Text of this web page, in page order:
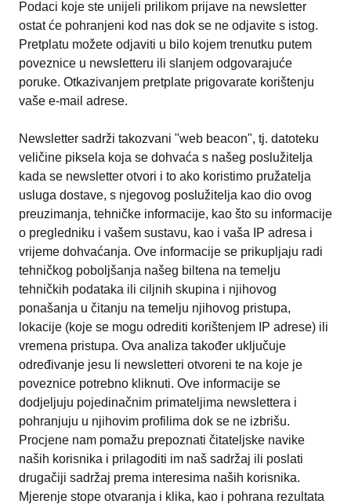
Podaci koje ste unijeli prilikom prijave na newsletter
ostat će pohranjeni kod nas dok se ne odjavite s istog.
Pretplatu možete odjaviti u bilo kojem trenutku putem
poveznice u newsletteru ili slanjem odgovarajuće
poruke. Otkazivanjem pretplate prigovarate korištenju
vaše e-mail adrese.
Newsletter sadrži takozvani "web beacon", tj. datoteku
veličine piksela koja se dohvaća s našeg poslužitelja
kada se newsletter otvori i to ako koristimo pružatelja
usluga dostave, s njegovog poslužitelja kao dio ovog
preuzimanja, tehničke informacije, kao što su informacije
o pregledniku i vašem sustavu, kao i vaša IP adresa i
vrijeme dohvaćanja. Ove informacije se prikupljaju radi
tehničkog poboljšanja našeg biltena na temelju
tehničkih podataka ili ciljnih skupina i njihovog
ponašanja u čitanju na temelju njihovog pristupa,
lokacije (koje se mogu odrediti korištenjem IP adrese) ili
vremena pristupa. Ova analiza također uključuje
određivanje jesu li newsletteri otvoreni te na koje je
poveznice potrebno kliknuti. Ove informacije se
dodjeljuju pojedinačnim primateljima newslettera i
pohranjuju u njihovim profilima dok se ne izbrišu.
Procjene nam pomažu prepoznati čitateljske navike
naših korisnika i prilagoditi im naš sadržaj ili poslati
drugačiji sadržaj prema interesima naših korisnika.
Mjerenje stope otvaranja i klika, kao i pohrana rezultata